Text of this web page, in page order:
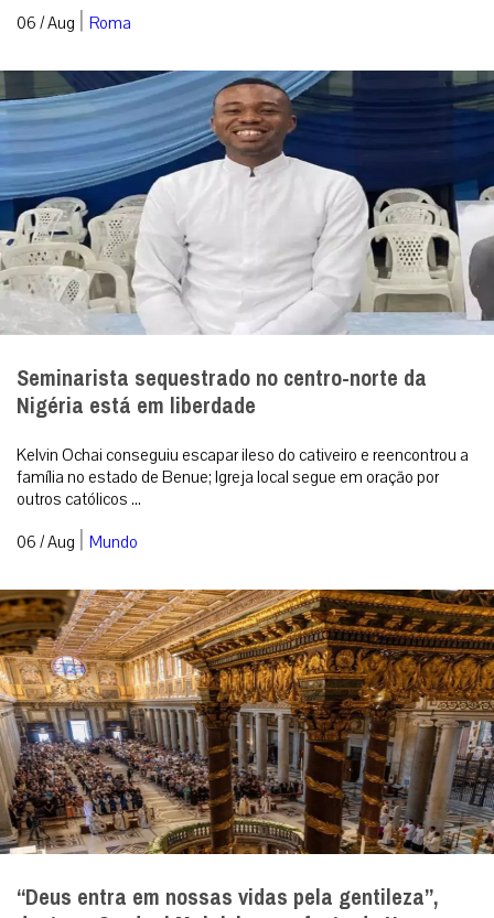
06 / Aug | Roma
Seminarista sequestrado no centro-norte da
Nigéria está em liberdade
Kelvin Ochai conseguiu escapar ileso do cativeiro e reencontrou a
família no estado de Benue; Igreja local segue em oração por
outros católicos ...
06 / Aug | Mundo
“Deus entra em nossas vidas pela gentileza”,